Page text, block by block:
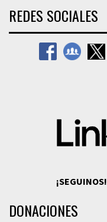
REDES SOCIALES
¡SEGUINOS!
DONACIONES